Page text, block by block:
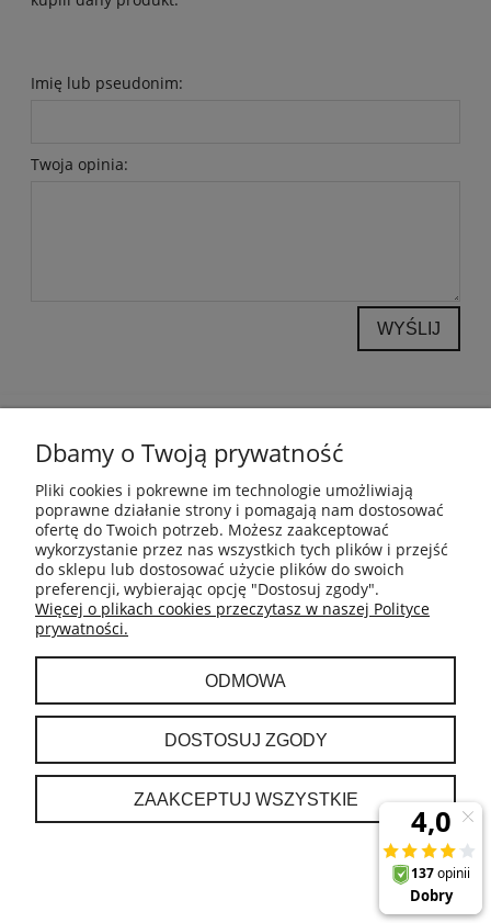
Imię lub pseudonim:
Twoja opinia:
WYŚLIJ
INFORMACJE
PŁATNOŚCI I DOSTAWA
GWARANCJA I ZWROTY
MOJE KONTO
O NAS
Dbamy o Twoją prywatność
Pliki cookies i pokrewne im technologie umożliwiają
poprawne działanie strony i pomagają nam dostosować
ofertę do Twoich potrzeb. Możesz zaakceptować
wykorzystanie przez nas wszystkich tych plików i przejść
do sklepu lub dostosować użycie plików do swoich
preferencji, wybierając opcję "Dostosuj zgody".
Więcej o plikach cookies przeczytasz w naszej Polityce
prywatności.
ODMOWA
DOSTOSUJ ZGODY
ZAAKCEPTUJ WSZYSTKIE